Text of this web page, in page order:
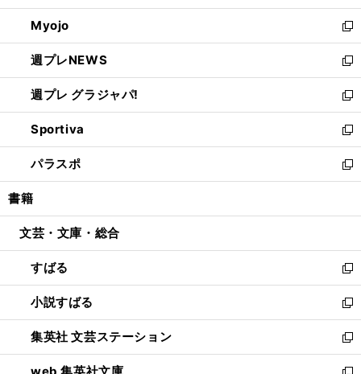
開
く
ウ
で
開
く
ン
ド
ウ
で
開
く
ウ
ィ
ン
ド
ウ
で
開
く
Myojo
新
し
い
ウ
ィ
ン
ド
ウ
で
開
週プレNEWS
新
し
い
ウ
ィ
ン
ド
ウ
開
週プレ グラジャパ!
新
し
い
ウ
ィ
ン
ウ
開
く
Sportiva
新
し
い
ウ
ン
ウ
で
開
く
パラスポ
新
し
ウ
ン
ド
ウ
で
開
く
書籍
文芸・文庫・総合
すばる
新
し
い
ウ
ィ
ン
小説すばる
新
し
い
ウ
集英社 文芸ステーション
新
し